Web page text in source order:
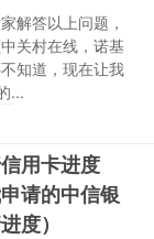
解答以上问题，
关村在线，诺基
知道，现在让我
...
用卡进度
请的中信银
度）